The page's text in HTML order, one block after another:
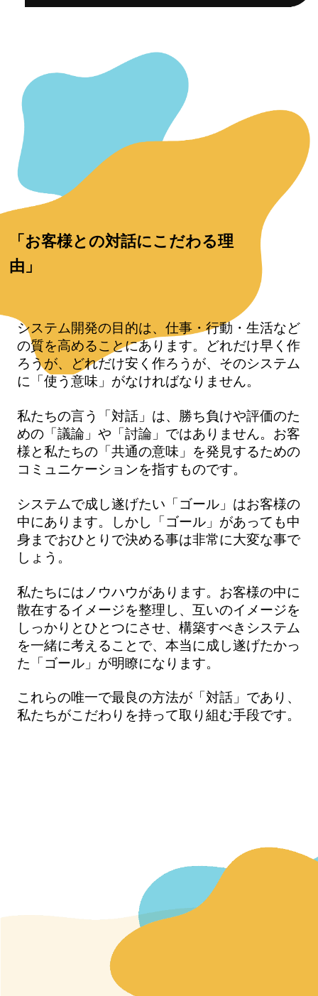
「お客様との対話にこだわる理
由」
システム開発の目的は、仕事・行動・生活など
の質を高めることにあります。どれだけ早く作
ろうが、どれだけ安く作ろうが、そのシステム
に「使う意味」がなければなりません。
私たちの言う「対話」は、勝ち負けや評価のた
めの「議論」や「討論」ではありません。お客
様と私たちの「共通の意味」を発見するための
コミュニケーションを指すものです。
システムで成し遂げたい「ゴール」はお客様の
中にあります。しかし「ゴール」があっても中
身までおひとりで決める事は非常に大変な事で
しょう。
私たちにはノウハウがあります。お客様の中に
散在するイメージを整理し、互いのイメージを
しっかりとひとつにさせ、構築すべきシステム
を一緒に考えることで、本当に成し遂げたかっ
た「ゴール」が明瞭になります。
これらの唯一で最良の方法が「対話」であり、
私たちがこだわりを持って取り組む手段です。